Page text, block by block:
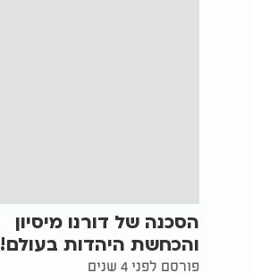
הסכנה של דורנו מיסיון
והכחשת היהדות בעולם!
פורסם לפני 4 שנים